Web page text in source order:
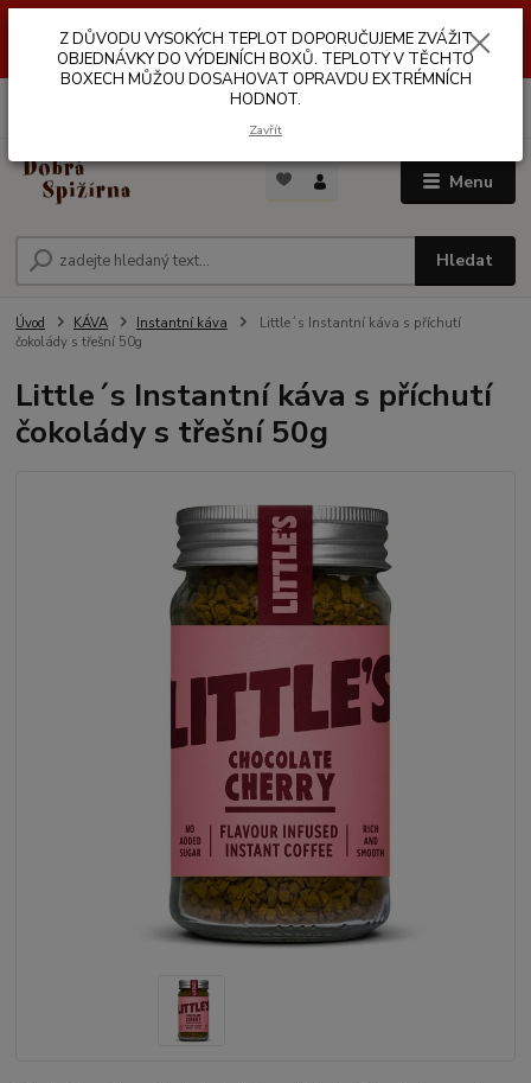
VÝDEJNÍCH BOXŮ. TEPLOTA V TĚCHTO BOXECH MŮŽE DOSAHOVAT
OPRAVDU EXTRÉMNÍCH HODNOT.
Menu
Hledat
Úvod KÁVA Instantní káva
Little´s Instantní káva s příchutí
čokolády s třešní 50g
Little´s Instantní káva s příchutí
čokolády s třešní 50g
Z DŮVODU VYSOKÝCH TEPLOT DOPORUČUJEME ZVÁŽIT
OBJEDNÁVKY DO VÝDEJNÍCH BOXŮ. TEPLOTY V TĚCHTO
BOXECH MŮŽOU DOSAHOVAT OPRAVDU EXTRÉMNÍCH
HODNOT.
Zavřít